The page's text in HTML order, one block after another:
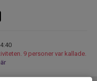
9 personer var kallade.